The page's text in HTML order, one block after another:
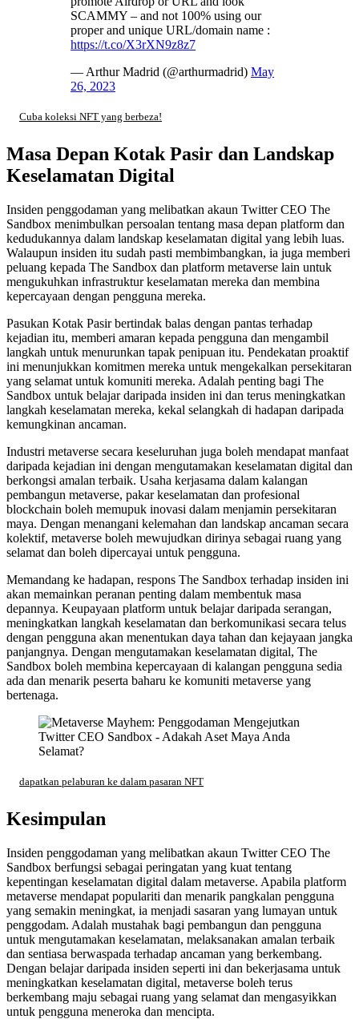
SCAMMY – and not 100% using our
proper and unique URL/domain name :
https://t.co/X3rXN9z8z7
— Arthur Madrid (@arthurmadrid) May
26, 2023
Cuba koleksi NFT yang berbeza!
Masa Depan Kotak Pasir dan Landskap
Keselamatan Digital
Insiden penggodaman yang melibatkan akaun Twitter CEO The
Sandbox menimbulkan persoalan tentang masa depan platform dan
kedudukannya dalam landskap keselamatan digital yang lebih luas.
Walaupun insiden itu sudah pasti membimbangkan, ia juga memberi
peluang kepada The Sandbox dan platform metaverse lain untuk
mengukuhkan infrastruktur keselamatan mereka dan membina
kepercayaan dengan pengguna mereka.
Pasukan Kotak Pasir bertindak balas dengan pantas terhadap
kejadian itu, memberi amaran kepada pengguna dan mengambil
langkah untuk menurunkan tapak penipuan itu. Pendekatan proaktif
ini menunjukkan komitmen mereka untuk mengekalkan persekitaran
yang selamat untuk komuniti mereka. Adalah penting bagi The
Sandbox untuk belajar daripada insiden ini dan terus meningkatkan
langkah keselamatan mereka, kekal selangkah di hadapan daripada
kemungkinan ancaman.
Industri metaverse secara keseluruhan juga boleh mendapat manfaat
daripada kejadian ini dengan mengutamakan keselamatan digital dan
berkongsi amalan terbaik. Usaha kerjasama dalam kalangan
pembangun metaverse, pakar keselamatan dan profesional
blockchain boleh memupuk inovasi dalam menjamin persekitaran
maya. Dengan menangani kelemahan dan landskap ancaman secara
kolektif, metaverse boleh mewujudkan dirinya sebagai ruang yang
selamat dan boleh dipercayai untuk pengguna.
Memandang ke hadapan, respons The Sandbox terhadap insiden ini
akan memainkan peranan penting dalam membentuk masa
depannya. Keupayaan platform untuk belajar daripada serangan,
meningkatkan langkah keselamatan dan berkomunikasi secara telus
dengan pengguna akan menentukan daya tahan dan kejayaan jangka
panjangnya. Dengan mengutamakan keselamatan digital, The
Sandbox boleh membina kepercayaan di kalangan pengguna sedia
ada dan menarik peserta baharu ke komuniti metaverse yang
bertenaga.
dapatkan pelaburan ke dalam pasaran NFT
Kesimpulan
Insiden penggodaman yang melibatkan akaun Twitter CEO The
Sandbox berfungsi sebagai peringatan yang kuat tentang
kepentingan keselamatan digital dalam metaverse. Apabila platform
metaverse mendapat populariti dan menarik pangkalan pengguna
yang semakin meningkat, ia menjadi sasaran yang lumayan untuk
penggodam. Adalah mustahak bagi pembangun dan pengguna
untuk mengutamakan keselamatan, melaksanakan amalan terbaik
dan sentiasa berwaspada terhadap ancaman yang berkembang.
Dengan belajar daripada insiden seperti ini dan bekerjasama untuk
meningkatkan keselamatan digital, metaverse boleh terus
berkembang maju sebagai ruang yang selamat dan mengasyikkan
untuk pengguna meneroka dan mencipta.